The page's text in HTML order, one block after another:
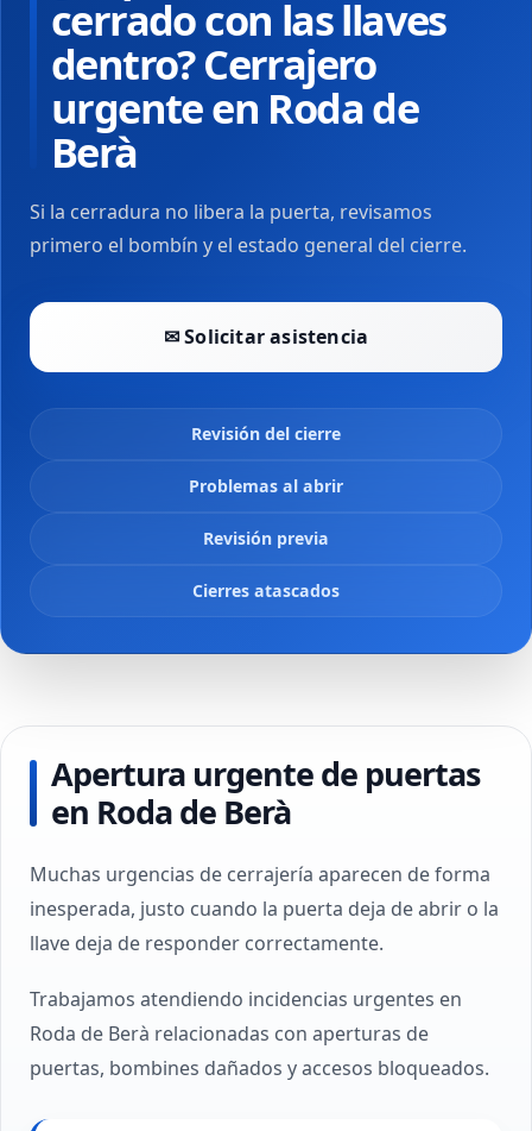
cerrado con las llaves
dentro? Cerrajero
urgente en Roda de
Berà
Si la cerradura no libera la puerta, revisamos
primero el bombín y el estado general del cierre.
✉ Solicitar asistencia
Revisión del cierre
Problemas al abrir
Revisión previa
Cierres atascados
Apertura urgente de puertas
en Roda de Berà
Muchas urgencias de cerrajería aparecen de forma
inesperada, justo cuando la puerta deja de abrir o la
llave deja de responder correctamente.
Trabajamos atendiendo incidencias urgentes en
Roda de Berà relacionadas con aperturas de
puertas, bombines dañados y accesos bloqueados.